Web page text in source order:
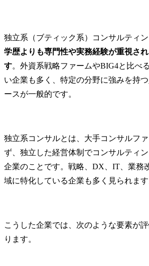
独立系（ブティック系）コンサルティン
学歴よりも専門性や実務経験が重視さ
す。外資系戦略ファームやBIG4と比べ
い企業も多く、特定の分野に強みを持
ースが一般的です。
独立系コンサルとは、大手コンサルフ
ず、独立した経営体制でコンサルティ
企業のことです。戦略、DX、IT、業務
域に特化している企業も多く見られます
こうした企業では、次のような要素が
ります。